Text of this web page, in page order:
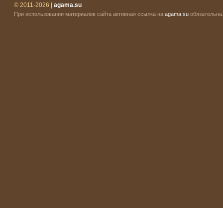
© 2011-2026 | agama.su
При использовании материалов сайта активная ссылка на agama.su обязательна.